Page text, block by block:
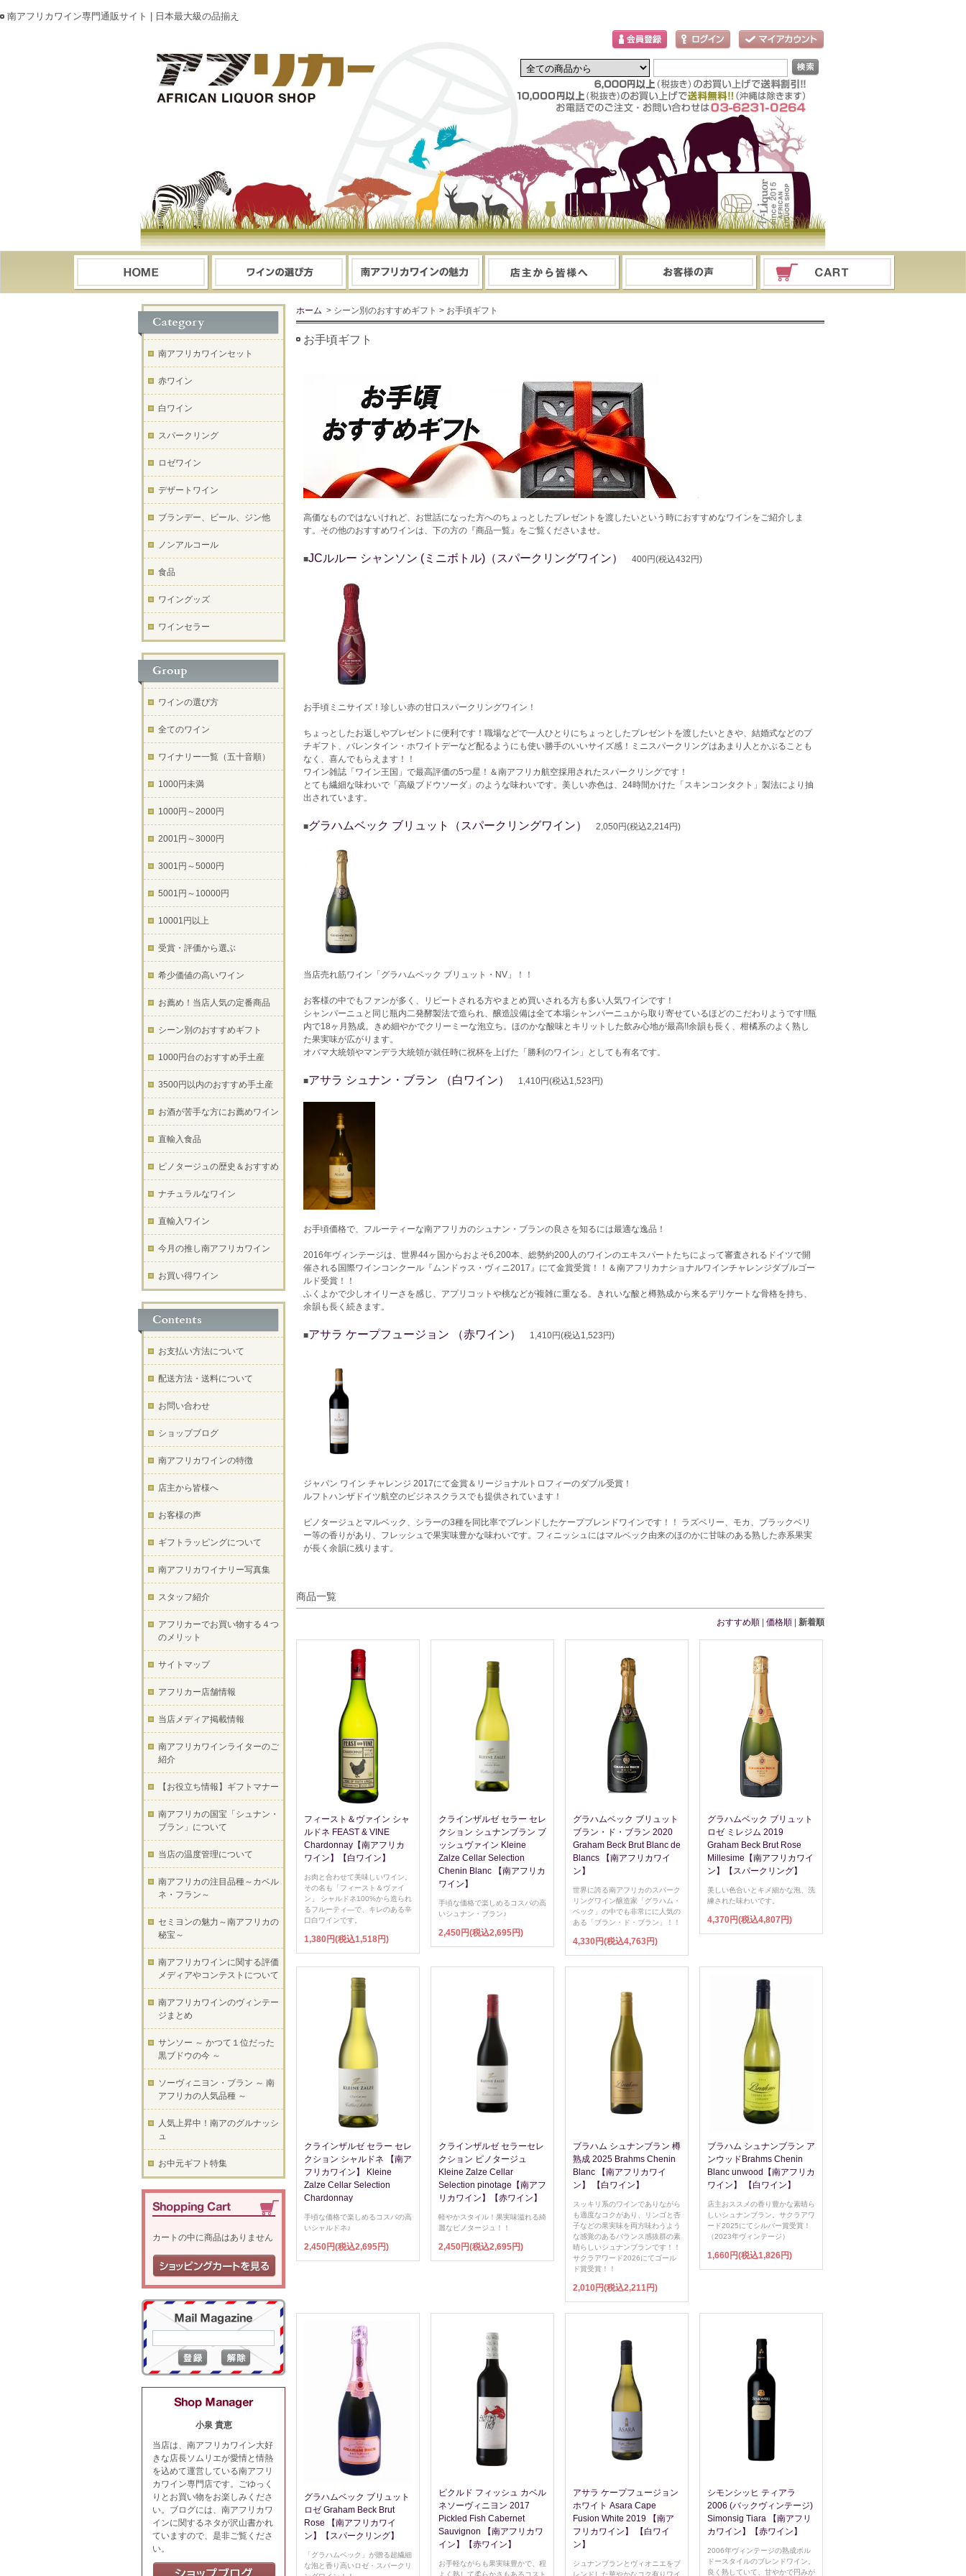
南アフリカワイン専門通販サイト | 日本最大級の品揃え
ホーム > シーン別のおすすめギフト > お手頃ギフト
お手頃ギフト
高価なものではないけれど、お世話になった方へのちょっとしたプレゼントを渡したいという時におすすめなワインをご紹介しま
す。その他のおすすめワインは、下の方の『商品一覧』をご覧くださいませ。
■JCルルー シャンソン (ミニボトル)（スパークリングワイン） 400円(税込432円)
お手頃ミニサイズ！珍しい赤の甘口スパークリングワイン！
ちょっとしたお返しやプレゼントに便利です！職場などで一人ひとりにちょっとしたプレゼントを渡したいときや、結婚式などのプ
チギフト、バレンタイン・ホワイトデーなど配るようにも使い勝手のいいサイズ感！ミニスパークリングはあまり人とかぶることも
なく、喜んでもらえます！！
ワイン雑誌「ワイン王国」で最高評価の5つ星！＆南アフリカ航空採用されたスパークリングです！
とても繊細な味わいで「高級ブドウソーダ」のような味わいです。美しい赤色は、24時間かけた「スキンコンタクト」製法により抽
出されています。
■グラハムベック ブリュット（スパークリングワイン） 2,050円(税込2,214円)
当店売れ筋ワイン「グラハムベック ブリュット・NV」！！
お客様の中でもファンが多く、リピートされる方やまとめ買いされる方も多い人気ワインです！
シャンパーニュと同じ瓶内二発酵製法で造られ、醸造設備は全て本場シャンパーニュから取り寄せているほどのこだわりようです!!瓶
内で18ヶ月熟成。きめ細やかでクリーミーな泡立ち。ほのかな酸味とキリットした飲み心地が最高!!余韻も長く、柑橘系のよく熟し
た果実味が広がります。
オバマ大統領やマンデラ大統領が就任時に祝杯を上げた「勝利のワイン」としても有名です。
■アサラ シュナン・ブラン （白ワイン） 1,410円(税込1,523円)
お手頃価格で、フルーティーな南アフリカのシュナン・ブランの良さを知るには最適な逸品！
2016年ヴィンテージは、世界44ヶ国からおよそ6,200本、総勢約200人のワインのエキスパートたちによって審査されるドイツで開
催される国際ワインコンクール『ムンドゥス・ヴィニ2017』にて金賞受賞！！＆南アフリカナショナルワインチャレンジダブルゴー
ルド受賞！！
ふくよかで少しオイリーさを感じ、アプリコットや桃などが複雑に重なる。きれいな酸と樽熟成から来るデリケートな骨格を持ち、
余韻も長く続きます。
■アサラ ケープフュージョン （赤ワイン） 1,410円(税込1,523円)
ジャパン ワイン チャレンジ 2017にて金賞＆リージョナルトロフィーのダブル受賞！
ルフトハンザドイツ航空のビジネスクラスでも提供されています！
ピノタージュとマルベック、シラーの3種を同比率でブレンドしたケープブレンドワインです！！ ラズベリー、モカ、ブラックベリ
ー等の香りがあり、フレッシュで果実味豊かな味わいです。フィニッシュにはマルベック由来のほのかに甘味のある熟した赤系果実
が長く余韻に残ります。
商品一覧
おすすめ順 価格順 新着順
フィースト＆ヴァイン シャ
ルドネ FEAST & VINE
Chardonnay【南アフリカ
ワイン】【白ワイン】
お肉と合わせて美味しいワイン。
その名も「フィースト＆ヴァイ
ン」 シャルドネ100%から造られ
るフルーティ―で、キレのある辛
口白ワインです。
1,380円(税込1,518円)
クラインザルゼ セラー セレ
クション シュナンブラン ブ
ッシュヴァイン Kleine
Zalze Cellar Selection
Chenin Blanc 【南アフリカ
ワイン】
手頃な価格で楽しめるコスパの高
いシュナン・ブラン♪
2,450円(税込2,695円)
グラハムベック ブリュット
ブラン・ド・ブラン 2020
Graham Beck Brut Blanc de
Blancs 【南アフリカワイ
ン】
世界に誇る南アフリカのスパーク
リングワイン醸造家「グラハム・
ベック」の中でも非常にに人気の
ある「ブラン・ド・ブラン」！！
4,330円(税込4,763円)
グラハムベック ブリュット
ロゼ ミレジム 2019
Graham Beck Brut Rose
Millesime【南アフリカワイ
ン】【スパークリング】
美しい色合いとキメ細かな泡、洗
練された味わいです。
4,370円(税込4,807円)
クラインザルゼ セラー セレ
クション シャルドネ 【南ア
フリカワイン】 Kleine
Zalze Cellar Selection
Chardonnay
手頃な価格で楽しめるコスパの高
いシャルドネ♪
2,450円(税込2,695円)
クラインザルゼ セラーセレ
クション ピノタージュ
Kleine Zalze Cellar
Selection pinotage【南アフ
リカワイン】【赤ワイン】
軽やかスタイル！果実味溢れる綺
麗なピノタージュ！！
2,450円(税込2,695円)
ブラハム シュナンブラン 樽
熟成 2025 Brahms Chenin
Blanc 【南アフリカワイ
ン】 【白ワイン】
スッキリ系のワインでありながら
も適度なコクがあり、リンゴと杏
子などの果実味を両方味わうよう
な感覚のあるバランス感抜群の素
晴らしいシュナンブランです！！
サクラアワード2026にてゴール
ド賞受賞！！
2,010円(税込2,211円)
ブラハム シュナンブラン ア
ンウッドBrahms Chenin
Blanc unwood【南アフリカ
ワイン】 【白ワイン】
店主おススメの香り豊かな素晴ら
しいシュナンブラン。サクラアワ
ード2025にてシルバー賞受賞！
（2023年ヴィンテージ）
1,660円(税込1,826円)
グラハムベック ブリュット
ロゼ Graham Beck Brut
Rose 【南アフリカワイ
ン】【スパークリング】
「グラハムベック」が贈る超繊細
な泡と香り高いロゼ・スパークリ
ピクルド フィッシュ カベル
ネソーヴィニヨン 2017
Pickled Fish Cabernet
Sauvignon 【南アフリカワ
イン】【赤ワイン】
お手軽ながらも果実味豊かで、程
よく熟して柔らかさもあるコスト
アサラ ケープフュージョン
ホワイト Asara Cape
Fusion White 2019 【南ア
フリカワイン】 【白ワイ
ン】
シュナンブランとヴィオニエをブ
レンドした華やかなコク有りワイ
シモンシッヒ ティアラ
2006 (バックヴィンテージ)
Simonsig Tiara 【南アフリ
カワイン】【赤ワイン】
2006年ヴィンテージの熟成ボル
ドースタイルのブレンドワイン。
良く熟していて、甘やかで円みが
南アフリカワインセット
赤ワイン
白ワイン
スパークリング
ロゼワイン
デザートワイン
ブランデー、ビール、ジン他
ノンアルコール
食品
ワイングッズ
ワインセラー
ワインの選び方
全てのワイン
ワイナリー一覧（五十音順）
1000円未満
1000円～2000円
2001円～3000円
3001円～5000円
5001円～10000円
10001円以上
受賞・評価から選ぶ
希少価値の高いワイン
お薦め！当店人気の定番商品
シーン別のおすすめギフト
1000円台のおすすめ手土産
3500円以内のおすすめ手土産
お酒が苦手な方にお薦めワイン
直輸入食品
ピノタージュの歴史＆おすすめ
ナチュラルなワイン
直輸入ワイン
今月の推し南アフリカワイン
お買い得ワイン
お支払い方法について
配送方法・送料について
お問い合わせ
ショップブログ
南アフリカワインの特徴
店主から皆様へ
お客様の声
ギフトラッピングについて
南アフリカワイナリー写真集
スタッフ紹介
アフリカーでお買い物する４つ
のメリット
サイトマップ
アフリカー店舗情報
当店メディア掲載情報
南アフリカワインライターのご
紹介
【お役立ち情報】ギフトマナー
南アフリカの国宝「シュナン・
ブラン」について
当店の温度管理について
南アフリカの注目品種～カベル
ネ・フラン～
セミヨンの魅力～南アフリカの
秘宝～
南アフリカワインに関する評価
メディアやコンテストについて
南アフリカワインのヴィンテー
ジまとめ
サンソー ～ かつて１位だった
黒ブドウの今 ～
ソーヴィニヨン・ブラン ～ 南
アフリカの人気品種 ～
人気上昇中！南アのグルナッシ
ュ
お中元ギフト特集
カートの中に商品はありません
小泉 貴恵
当店は、南アフリカワイン大好
きな店長ソムリエが愛情と情熱
を込めて運営している南アフリ
カワイン専門店です。ごゆっく
りとお買い物をお楽しみくださ
い。ブログには、南アフリカワ
インに関するネタが沢山書かれ
ていますので、是非ご覧くださ
い。